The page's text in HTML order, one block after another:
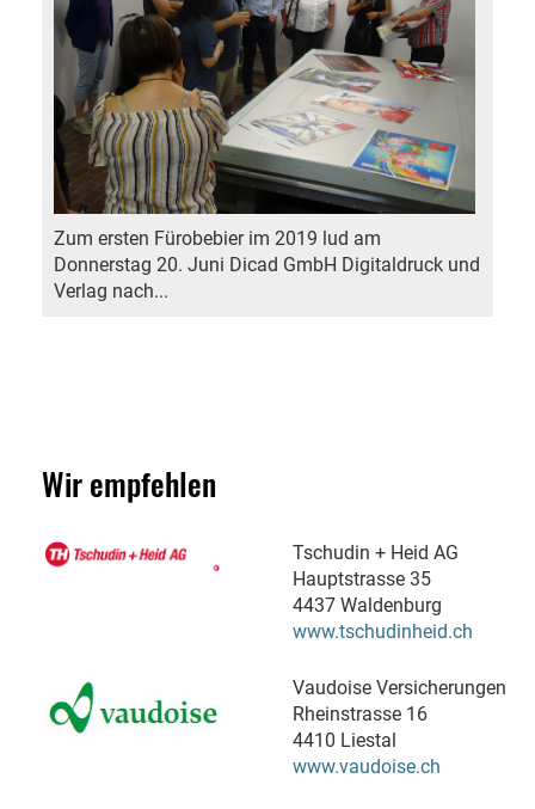
Zum ersten Fürobebier im 2019 lud am
Donnerstag 20. Juni Dicad GmbH Digitaldruck und
Verlag nach...
Wir empfehlen
Tschudin + Heid AG
Hauptstrasse 35
4437 Waldenburg
www.tschudinheid.ch
Vaudoise Versicherungen
Rheinstrasse 16
4410 Liestal
www.vaudoise.ch